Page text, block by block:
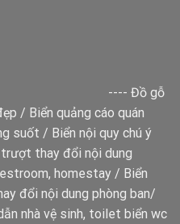
---- Đồ gỗ
/ Biển quảng cáo quán
suốt / Biển nội quy chú ý
thay đổi nội dung
homestay / Biển
đổi nội dung phòng ban/
nhà vệ sinh, toilet biển wc